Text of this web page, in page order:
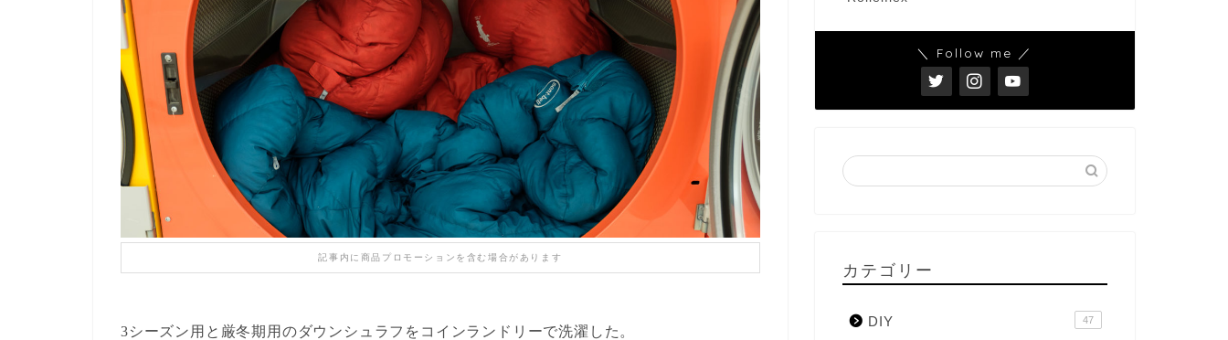
記事内に商品プロモーションを含む場合があります
3シーズン用と厳冬期用のダウンシュラフをコインランドリーで洗濯した。
＼ Follow me ／
カテゴリー
DIY 47